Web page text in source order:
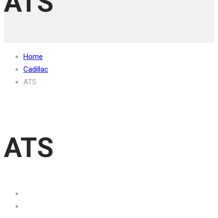
Home
Cadillac
ATS
ATS